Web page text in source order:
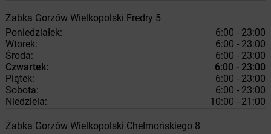
Żabka Gorzów Wielkopolski Fredry 5
Poniedziałek:
6:00 - 23:00
Wtorek:
6:00 - 23:00
Środa:
6:00 - 23:00
Czwartek:
6:00 - 23:00
Piątek:
6:00 - 23:00
Sobota:
6:00 - 23:00
Niedziela:
10:00 - 21:00
Żabka Gorzów Wielkopolski Chełmońskiego 8